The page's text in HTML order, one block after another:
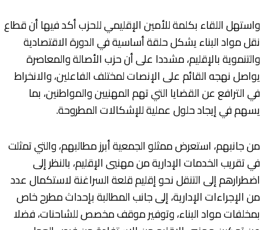
واستهل اللقاء بكلمة للأمين الإقليمي للحزب أكد فيها أن قطاع
نقل مواد البناء يشكل حلقة أساسية في الدورة الاقتصادية
والتنموية بالإقليم، مشددا على أن حزب الأصالة والمعاصرة
يواصل نهجه القائم على الإنصات لمختلف الفاعلين، والانخراط
في الترافع عن القضايا التي تهم المهنيين والمواطنين، بما
يسهم في إيجاد حلول عملية للإشكالات المطروحة.
من جانبهم، استعرض ممثلو الجمعية أبرز مطالبهم، والتي تمثلت
في تقريب الخدمات الإدارية من مهنيي الإقليم، بالنظر إلى
اضطرارهم إلى التنقل نحو إقليم قلعة السراغنة لاستكمال عدد
من الإجراءات الإدارية، إلى جانب المطالبة بإحداث مطرح خاص
بمخلفات مواد البناء، وتوفير موقف مخصص للشاحنات، فضلا